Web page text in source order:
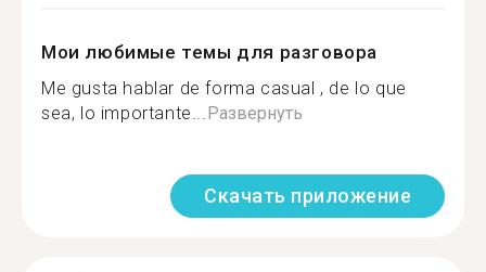
Мои любимые темы для разговора
Me gusta hablar de forma casual , de lo que
sea, lo importante... Развернуть
Скачать приложение